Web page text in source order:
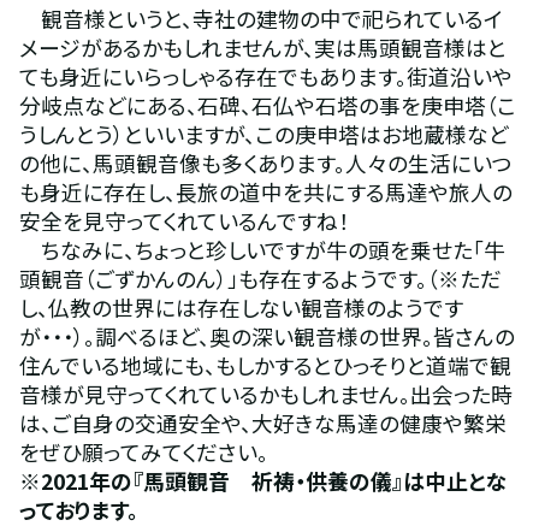
観音様というと、寺社の建物の中で祀られているイ
メージがあるかもしれませんが、実は馬頭観音様はと
ても身近にいらっしゃる存在でもあります。街道沿いや
分岐点などにある、石碑、石仏や石塔の事を庚申塔（こ
うしんとう）といいますが、この庚申塔はお地蔵様など
の他に、馬頭観音像も多くあります。人々の生活にいつ
も身近に存在し、長旅の道中を共にする馬達や旅人の
安全を見守ってくれているんですね！
ちなみに、ちょっと珍しいですが牛の頭を乗せた「牛
頭観音（ごずかんのん）」も存在するようです。（※ただ
し、仏教の世界には存在しない観音様のようです
が・・・）。調べるほど、奥の深い観音様の世界。皆さんの
住んでいる地域にも、もしかするとひっそりと道端で観
音様が見守ってくれているかもしれません。出会った時
は、ご自身の交通安全や、大好きな馬達の健康や繁栄
をぜひ願ってみてください。
※2021年の『馬頭観音　祈祷・供養の儀』は中止とな
っております。